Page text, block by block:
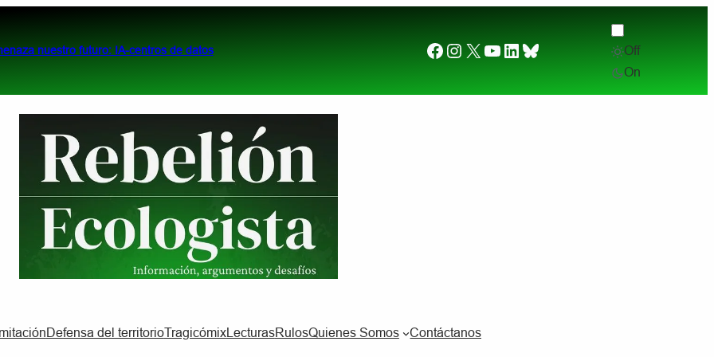
nuestro futuro: IA-centros de datos Desde el otro lado del charco. (2) ¿Por qué
Facebook
Instagram
X YouTube
LinkedIn
Bluesky
Off
On
Defensa del territorioTragicómixLecturasRulosQuienes Somos Contáctanos